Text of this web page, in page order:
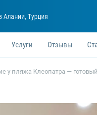
Алании, Турция
Услуги Отзывы
у пляжа Клеопатра —